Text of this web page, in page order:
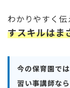
わかりやすく伝
すスキルはま
今の保育園で
習い事講師な